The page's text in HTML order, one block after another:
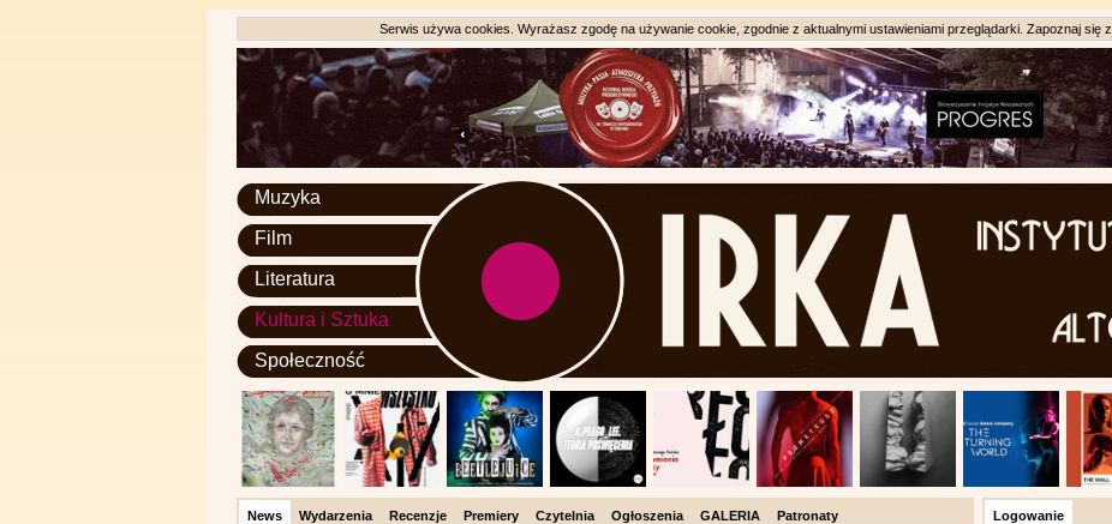
Serwis używa cookies. Wyrażasz zgodę na używanie cookie, zgodnie z aktualnymi ustawieniami przeglądarki. Zapoznaj się z
Muzyka
Film
Literatura
Kultura i Sztuka
Społeczność
News Wydarzenia Recenzje Premiery Czytelnia Ogłoszenia GALERIA
Patronaty
Logowanie